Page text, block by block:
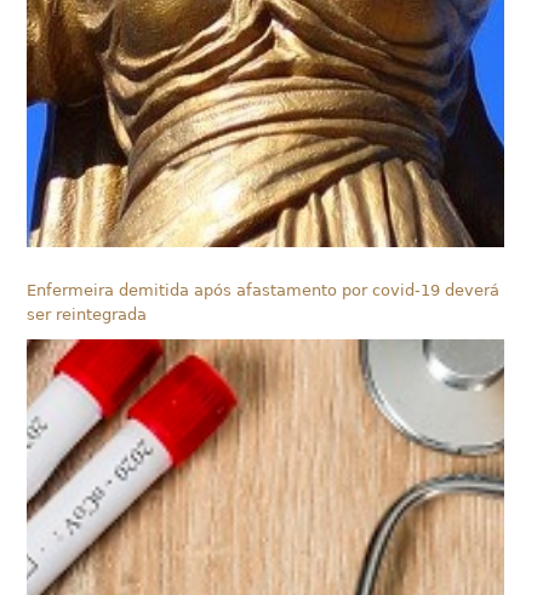
Enfermeira demitida após afastamento por covid-19 deverá
ser reintegrada